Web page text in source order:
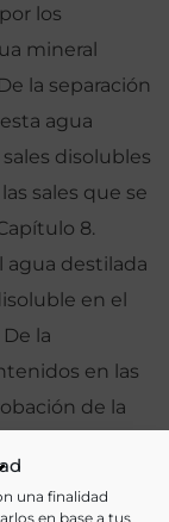
una finalidad
en base a tus
los
mineral
la separación
agua
disolubles
sales que se
8.
agua destilada
en el
la
en las
de la